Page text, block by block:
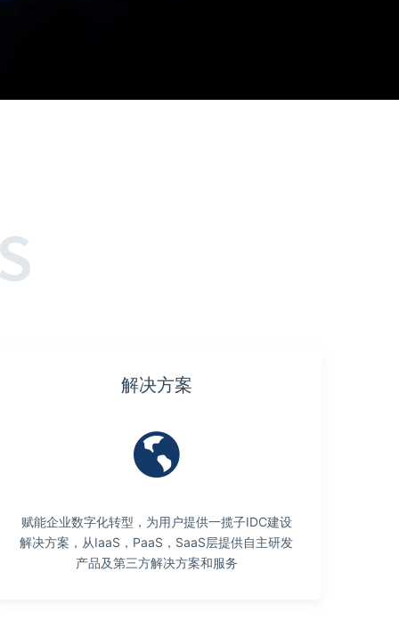
解决方案
赋能企业数字化转型，为用户提供一揽子IDC建设
解决方案，从IaaS，PaaS，SaaS层提供自主研发
产品及第三方解决方案和服务